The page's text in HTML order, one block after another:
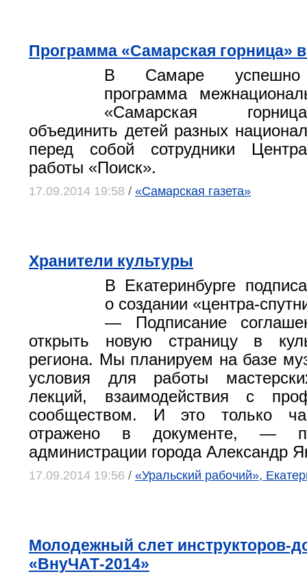
Программа «Самарская горница»
В Самаре успешно
программа
«Самарская
объединить детей разных
перед собой сотрудники
работы «Поиск».
17.09.2014 19:58 / «Самарская газета»
Хранители культуры
В Екатеринбурге
о создании «центра-
— Подписание
открыть новую страницу в
региона. Мы планируем на базе
условия для работы
лекций, взаимодействия с
сообществом. И это только
отражено в документе, —
администрации города Александр
17.09.2014 19:56 / «Уральский рабочий»,
Молодежный слет инструкторов-
«ВнуЧАТ-2014»